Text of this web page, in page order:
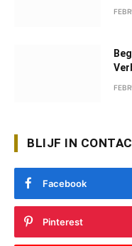
BLIJF IN
Facebook
Pinterest